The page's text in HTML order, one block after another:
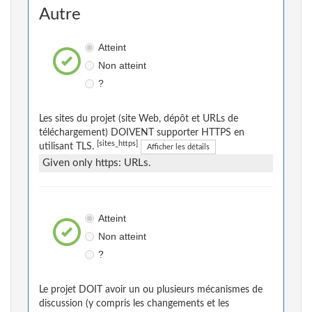
Autre
Atteint
Non atteint
?
Les sites du projet (site Web, dépôt et URLs de
téléchargement) DOIVENT supporter HTTPS en
utilisant TLS.
[sites_https] Afficher les détails
Given only https: URLs.
Atteint
Non atteint
?
Le projet DOIT avoir un ou plusieurs mécanismes de
discussion (y compris les changements et les